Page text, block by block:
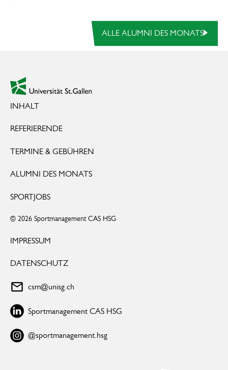
alle Alumni des Monats
ALLE ALUMNI DES MONATS
INHALT
REFERIERENDE
TERMINE & GEBÜHREN
ALUMNI DES MONATS
SPORTJOBS
© 2026 Sportmanagement CAS HSG
IMPRESSUM
DATENSCHUTZ
csm@unisg.ch
Sportmanagement CAS HSG
@sportmanagement.hsg